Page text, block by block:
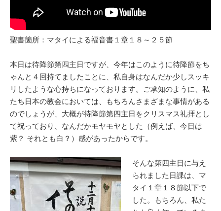
聖書箇所：マタイによる福音書１章１８～２５節
本日は待降節第四主日ですが、今年はこのように待降節をち
ゃんと４回持てましたことに、私自身はなんだか少しスッキ
リしたような心持ちになっております。ご承知のように、私
たち日本の教会においては、もちろんさまざまな事情がある
のでしょうが、大概が待降節第四主日をクリスマス礼拝とし
て祝っており、なんだかモヤモヤとした（例えば、今日は
紫？ それとも白？）感があったからです。
そんな第四主日に与え
られました日課は、マ
タイ１章１８節以下で
した。もちろん、私た